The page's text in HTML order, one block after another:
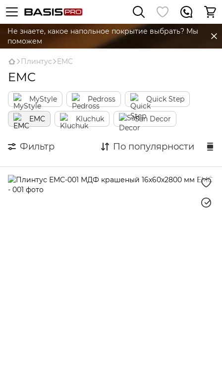
Не знаете, какое напольное покрытие выбрать? Мы
поможем
Плинтус EMC
EMC
MyStyle Pedross Quick Step
EMC Kluchuk San Decor
Фильтр По популярности